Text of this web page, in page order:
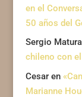
en el
50 años del
Sergio
chileno con
Cesaren
Marianne